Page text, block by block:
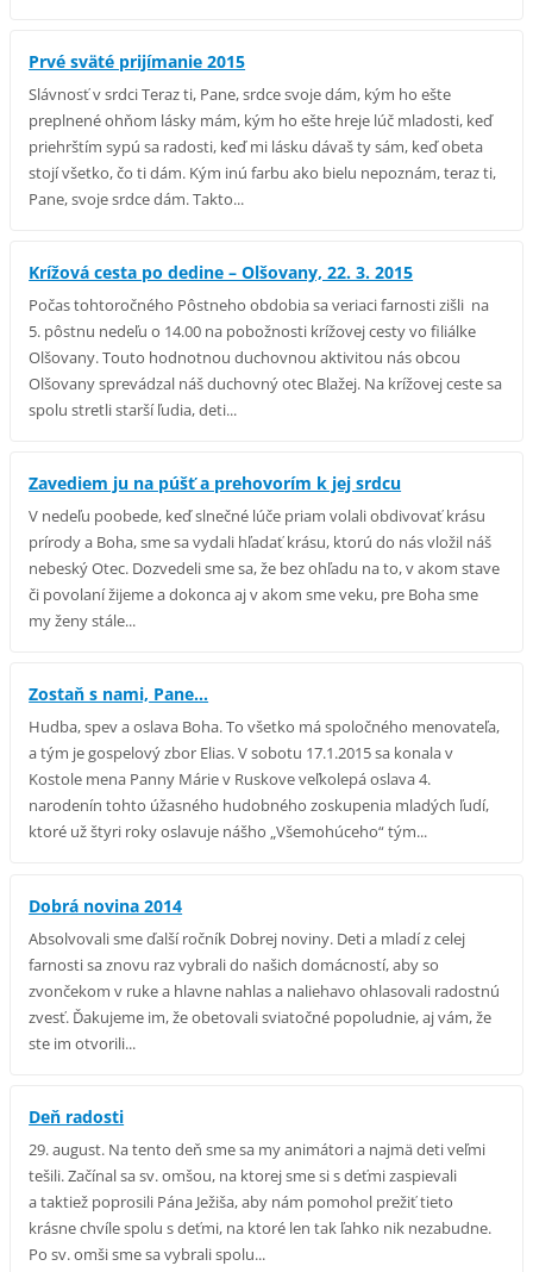
Prvé sväté prijímanie 2015
Slávnosť v srdci Teraz ti, Pane, srdce svoje dám, kým ho ešte
preplnené ohňom lásky mám, kým ho ešte hreje lúč mladosti, keď
priehrštím sypú sa radosti, keď mi lásku dávaš ty sám, keď obeta
stojí všetko, čo ti dám. Kým inú farbu ako bielu nepoznám, teraz ti,
Pane, svoje srdce dám. Takto...
Krížová cesta po dedine – Olšovany, 22. 3. 2015
Počas tohtoročného Pôstneho obdobia sa veriaci farnosti zišli na
5. pôstnu nedeľu o 14.00 na pobožnosti krížovej cesty vo filiálke
Olšovany. Touto hodnotnou duchovnou aktivitou nás obcou
Olšovany sprevádzal náš duchovný otec Blažej. Na krížovej ceste sa
spolu stretli starší ľudia, deti...
Zavediem ju na púšť a prehovorím k jej srdcu
V nedeľu poobede, keď slnečné lúče priam volali obdivovať krásu
prírody a Boha, sme sa vydali hľadať krásu, ktorú do nás vložil náš
nebeský Otec. Dozvedeli sme sa, že bez ohľadu na to, v akom stave
či povolaní žijeme a dokonca aj v akom sme veku, pre Boha sme
my ženy stále...
Zostaň s nami, Pane...
Hudba, spev a oslava Boha. To všetko má spoločného menovateľa,
a tým je gospelový zbor Elias. V sobotu 17.1.2015 sa konala v
Kostole mena Panny Márie v Ruskove veľkolepá oslava 4.
narodenín tohto úžasného hudobného zoskupenia mladých ľudí,
ktoré už štyri roky oslavuje nášho „Všemohúceho“ tým...
Dobrá novina 2014
Absolvovali sme ďalší ročník Dobrej noviny. Deti a mladí z celej
farnosti sa znovu raz vybrali do našich domácností, aby so
zvončekom v ruke a hlavne nahlas a naliehavo ohlasovali radostnú
zvesť. Ďakujeme im, že obetovali sviatočné popoludnie, aj vám, že
ste im otvorili...
Deň radosti
29. august. Na tento deň sme sa my animátori a najmä deti veľmi
tešili. Začínal sa sv. omšou, na ktorej sme si s deťmi zaspievali
a taktiež poprosili Pána Ježiša, aby nám pomohol prežiť tieto
krásne chvíle spolu s deťmi, na ktoré len tak ľahko nik nezabudne.
Po sv. omši sme sa vybrali spolu...